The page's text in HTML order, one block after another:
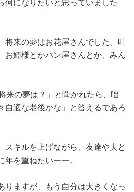
何になりたいと思っていました
将来の夢はお花屋さんでした。叶
お姫様とかパン屋さんとか、みん
来の夢は？」と聞かれたら、咄
適な老後かな」と答えるであろ
スキルを上げながら、友達や夫と
を重ねたいーー。
りますが、もう自分は大きくなっ